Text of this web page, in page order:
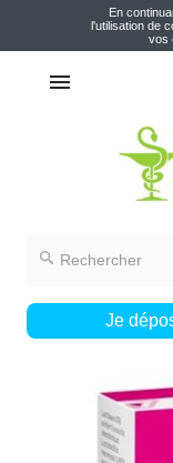
En
l'utilisation de
vos
Je